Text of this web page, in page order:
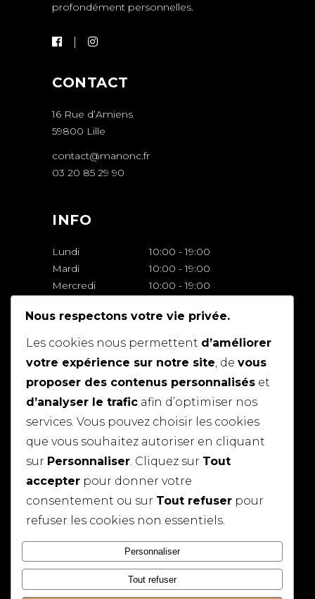
profondément personnelles.
CONTACT
16 Rue d’Amiens
59800 Lille
contact@manonc.fr
03 20 85 29 90
INFO
Lundi 10:00 - 19:00
Mardi
10:00 - 19:00
Mercredi
10:00 - 19:00
Vendredi
10:00 -
19:00
Samedi
18:00
Nous respectons votre vie privée.
Les cookies nous permettent d’améliorer
votre expérience sur notre site , de vous
proposer des contenus personnalisés et
d’analyser le trafic afin d’optimiser nos
services. Vous pouvez choisir les cookies
que vous souhaitez autoriser en cliquant
sur Personnaliser . Cliquez sur Tout
accepter pour donner votre
consentement ou sur Tout refuser pour
refuser les cookies non essentiels.
Personnaliser
Tout refuser